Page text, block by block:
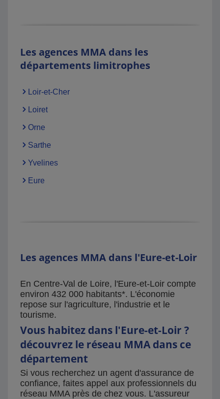
Les agences MMA dans les
départements limitrophes
Loir-et-Cher
Loiret
Orne
Sarthe
Yvelines
Eure
Les agences MMA dans l'Eure-et-Loir
En Centre-Val de Loire, l'Eure-et-Loir compte
environ 432 000 habitants*. L'économie
repose sur l'agriculture, l'industrie et le
tourisme.
Vous habitez dans l'Eure-et-Loir ?
découvrez le réseau MMA dans ce
département
Si vous recherchez un agent d'assurance de
confiance, faites appel aux professionnels du
réseau MMA près de chez vous. L'assureur